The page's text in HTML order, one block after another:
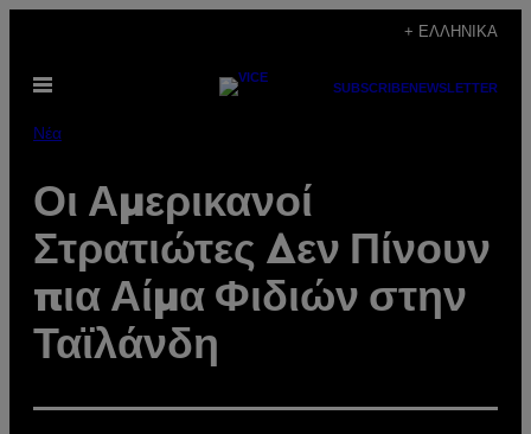
περιεχόμενο
+ ΕΛΛΗΝΙΚΆ
Ανοίξτε
SUBSCRIBENEWSLETTER
Νέα
Οι Αμερικανοί
Στρατιώτες Δεν Πίνουν
πια Αίμα Φιδιών στην
Ταϊλάνδη